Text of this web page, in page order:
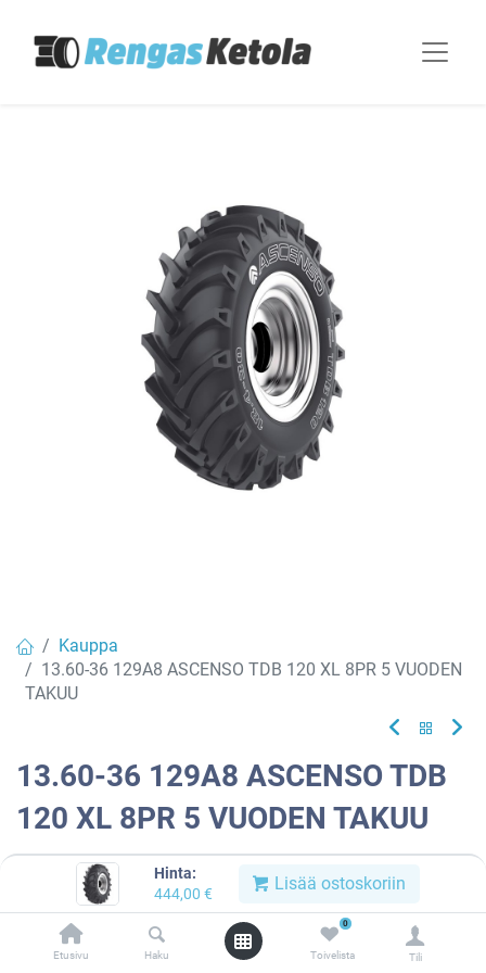
Hinta:
444,00 € Lisää ostoskoriin
Etusivu Haku
0
Toivelista Tili
Kauppa
13.60-36 129A8 ASCENSO TDB 120 XL 8PR 5 VUODEN
TAKUU
13.60-36 129A8 ASCENSO TDB
120 XL 8PR 5 VUODEN TAKUU
EAN:8904365500224 Tuotekoodi:616571
444,00€ / kpl
Toimittajilla (kotimaa): Saatavilla